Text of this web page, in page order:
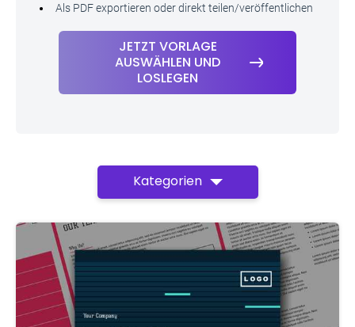
Als PDF exportieren oder direkt teilen/veröffentlichen
JETZT VORLAGE
AUSWÄHLEN UND
LOSLEGEN
Kategorien